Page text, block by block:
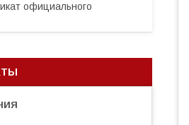
официального